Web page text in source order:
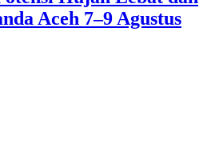
Aceh 7–9 Agustus